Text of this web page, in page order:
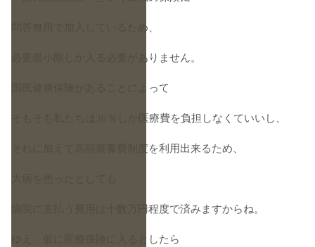
問答無用で加入しているため、
必要最小限しか入る必要がありません。
国民健康保険があることによって
そもそも私たちは30％しか医療費を負担しなくていいし、
それに加えて高額療養費制度を利用出来るため、
病院に支払う費用は十数万円程度で済みますからね。
ゆえ、仮に医療保険に入るとしたら